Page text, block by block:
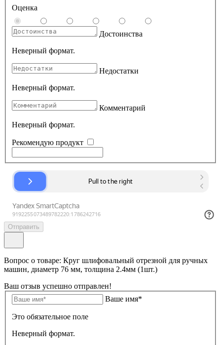
Оценка
Достоинства
Неверный формат.
Недостатки
Неверный формат.
Комментарий
Неверный формат.
Рекомендую продукт
Отправить
Вопрос о товаре: Круг шлифовальный отрезной для ручных
машин, диаметр 76 мм, толщина 2.4мм (1шт.)
Ваш отзыв успешно отправлен!
Ваше имя*
Это обязательное поле
Неверный формат.